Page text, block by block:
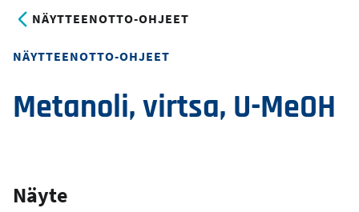
NÄYTTEENOTTO-OHJEET
NÄYTTEENOTTO-OHJEET
Metanoli, virtsa, U-MeOH
Näyte